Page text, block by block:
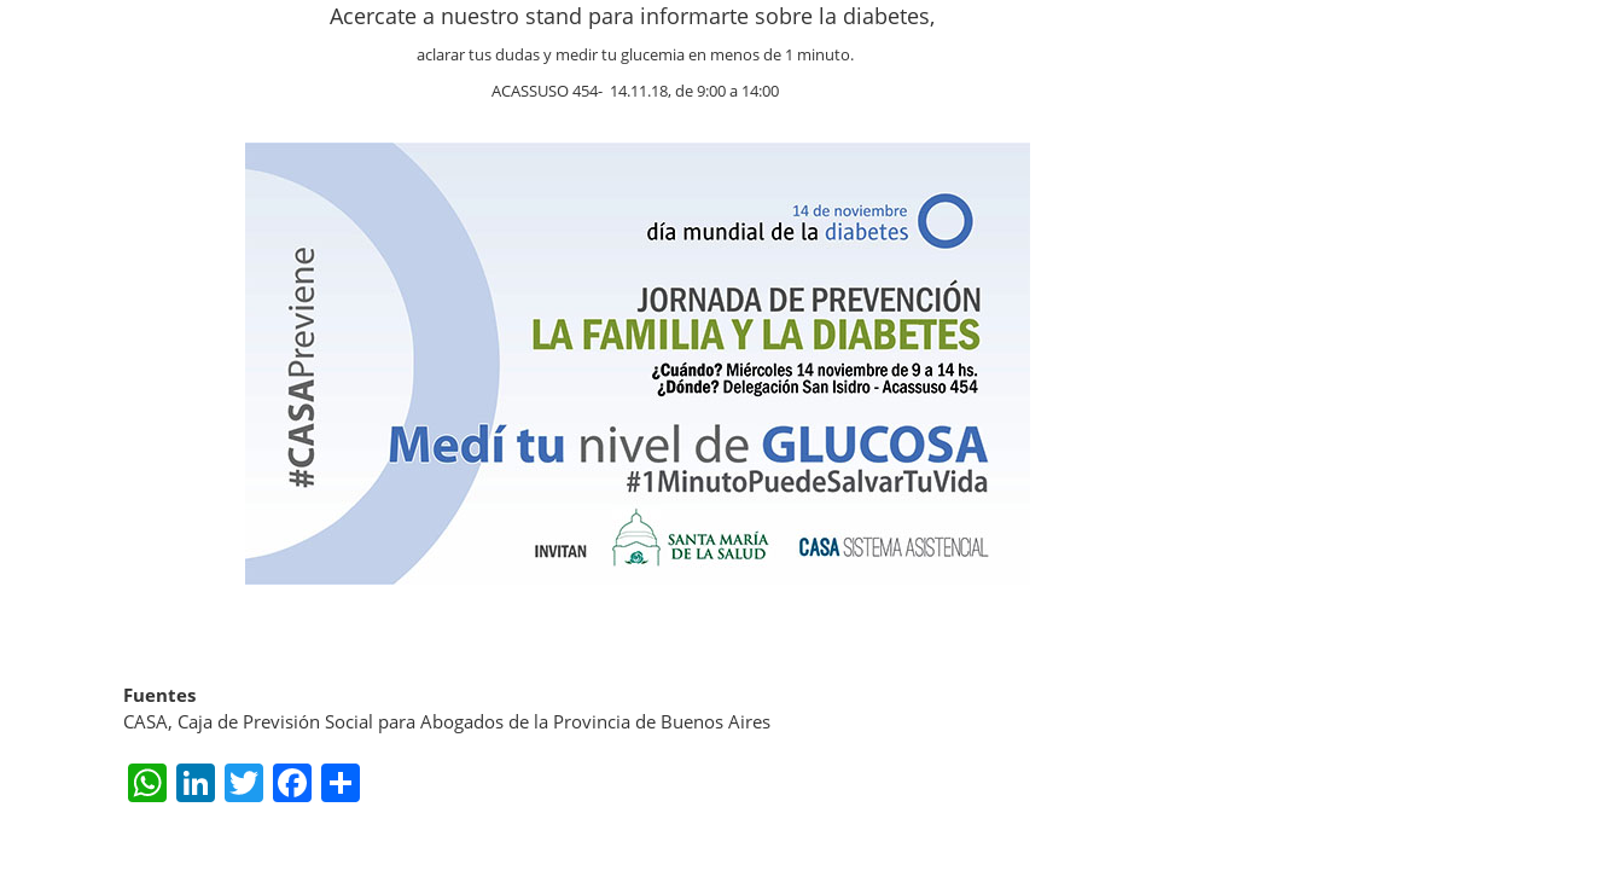
Acercate a nuestro stand para informarte sobre la diabetes,
aclarar tus dudas y medir tu glucemia en menos de 1 minuto.
ACASSUSO 454- 14.11.18, de 9:00 a 14:00
Fuentes
CASA, Caja de Previsión Social para Abogados de la Provincia de Buenos Aires
W
h
Li
n
T
w
F
a